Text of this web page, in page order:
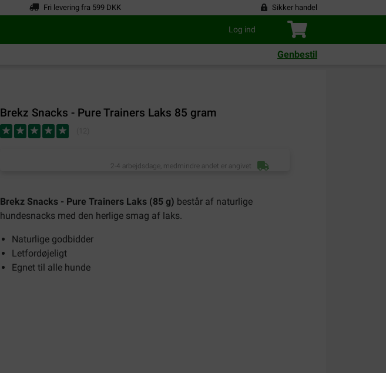
Fri levering fra 599 DKK Sikker handel
Log ind
Genbestil
Brekz Snacks - Pure Trainers Laks 85 gram
2-4 arbejdsdage, medmindre andet er angivet
Brekz Snacks - Pure Trainers Laks (85 g) består af naturlige
hundesnacks med den herlige smag af laks.
Naturlige godbidder
Letfordøjeligt
Egnet til alle hunde